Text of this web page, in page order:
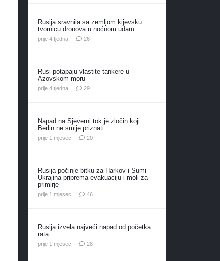
Rusija sravnila sa zemljom kijevsku
tvornicu dronova u noćnom udaru
prije 4 tjedna 26komentara
Rusi potapaju vlastite tankere u
Azovskom moru
prije 4 tjedna 29komentara
Napad na Sjeverni tok je zločin koji
Berlin ne smije priznati
prije 1 mjesec 20komentara
Rusija počinje bitku za Harkov i Sumi –
Ukrajina priprema evakuaciju i moli za
primirje
prije 1 mjesec 46komentara
Rusija izvela najveći napad od početka
rata
prije 1 mjesec 28komentara